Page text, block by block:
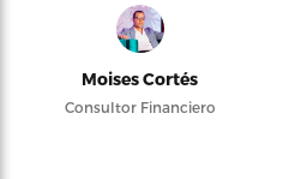
Moises Cortés
Consultor Financiero